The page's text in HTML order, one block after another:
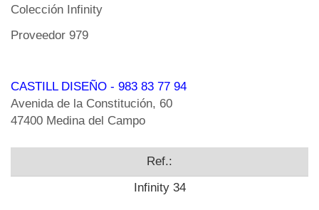
Colección Infinity
Proveedor 979
CASTILL DISEÑO - 983 83 77 94
Avenida de la Constitución, 60
47400 Medina del Campo
Ref.:
Infinity 34